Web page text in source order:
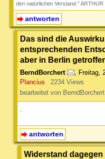
den natürlichen Verstand."
antworten
Das sind die
entsprechenden
aber in Berlin
BerndBorchert , Freitag,
Plancius
2234 Views
bearbeitet von
antworten
Widerstand